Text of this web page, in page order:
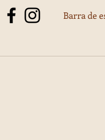
Barra de